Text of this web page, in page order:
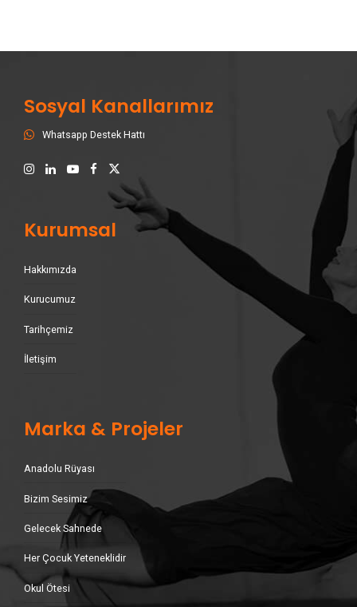
Sosyal Kanallarımız
Whatsapp Destek Hattı
Kurumsal
Hakkımızda
Kurucumuz
Tarihçemiz
İletişim
Marka & Projeler
Anadolu Rüyası
Bizim Sesimiz
Gelecek Sahnede
Her Çocuk Yeteneklidir
Okul Ötesi